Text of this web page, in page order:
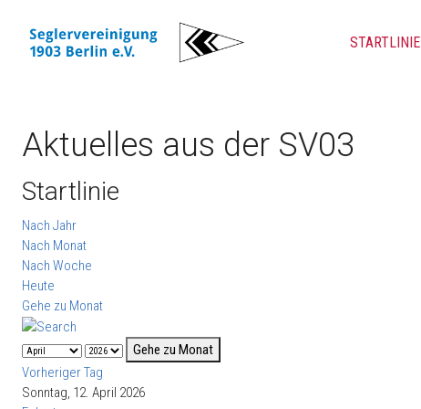
STARTLINIE
Aktuelles aus der SV03
Startlinie
Nach Jahr
Nach Monat
Nach Woche
Heute
Gehe zu Monat
Gehe zu Monat
Vorheriger Tag
Sonntag, 12. April 2026